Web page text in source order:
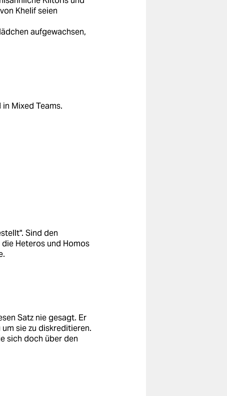
Khelif seien
aufgewachsen,
Mixed Teams.
Sind den
Heteros und Homos
Satz nie gesagt. Er
sie zu diskreditieren.
sich doch über den